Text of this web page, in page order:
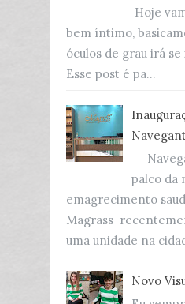
Hoje
bem íntimo,
óculos de grau irá
Esse post é pa...
palco da
emagrecimento
Magrass
uma unidade na
Novo